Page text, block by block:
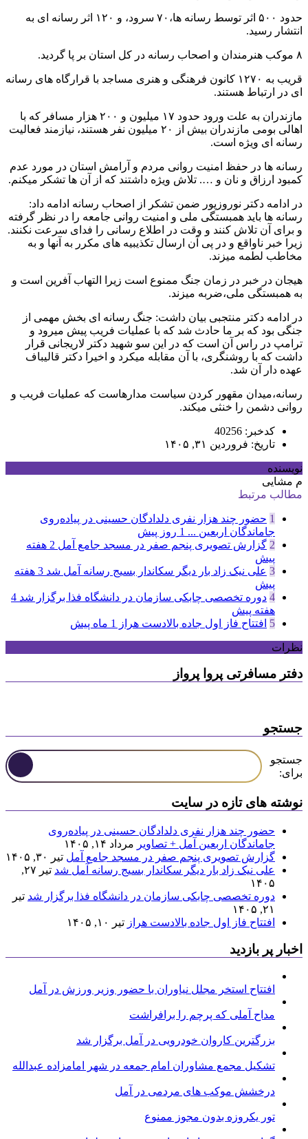
حدود ۵۰۰ اثر توسط رسانه ها،۷۰ سرود، و ۱۲۰ اثر رسانه ای به
انتشار رسید.
۸ موکب هنرمندان و اصحاب رسانه در کل استان بر پا گردید.
قریب به ۱۲۷۰ کانون فرهنگی و هنری مساجد با قرارگاه های رسانه
ای در ارتباط هستند.
مازندران به علت ورود حدود ۱۷ میلیون و ۲۰۰ هزار مسافر که با
اهالی بومی مازندران بیش از ۲۰ میلیون نفر هستند، نیازمند فعالیت
رسانه ای ویژه است.
رسانه ها در حفظ امنیت روانی مردم و آرامش استان در مورد عدم
کمبود ارزاق و نان و …. تلاش ویژه داشتند که از آن ها تشکر میکنم.
در ادامه دکتر نوروزپور ضمن تشکر از اصحاب رسانه ادامه داد:
رسانه ها باید همبستگی ملی و امنیت روانی جامعه را در نظر گرفته
و برای آن تلاش کنند و وقت در اطلاع رسانی را فدای سرعت نکنند.
زیرا خبر ناواقع و در پی آن ارسال تکذیبیه های مکرر به آنها و به
مخاطب لطمه میزند.
هیجان در خبر در زمان جنگ ممنوع است زیرا التهاب آفرین است و
به همبستگی ملی،ضربه میزند.
در ادامه دکتر منتجبی بیان داشت: جنگ رسانه ای بخش مهمی از
جنگی بود که بر ما حادث شد که با عملیات فریب پیش میرود و
ترامپ در راس آن است که در این سو شهید دکتر لاریجانی قرار
داشت که با روشنگری، با آن مقابله میکرد و اخیرا دکتر قالیباف
عهده دار آن شد.
رسانه،میدان مقهور کردن سیاست مدارهاست که عملیات فریب و
روانی دشمن را خنثی میکند.
کدخبر: 40256
تاریخ: فروردین ۳۱, ۱۴۰۵
نویسنده
م مشایی
مطالب مرتبط
1 حضور چند هزار نفری دلدادگان حسینی در پیاده‌روی
جاماندگان اربعین ... 1 روز پیش
2 گزارش تصویری پنجم صفر در مسجد جامع آمل
2 هفته
پیش
3 علی نیک زاد بار دیگر سکاندار بسیج رسانه آمل شد
3 هفته
پیش
4 دوره تخصصی چابکی سازمان در دانشگاه فذا برگزار شد 4
هفته پیش
5 افتتاح فاز اول جاده بالادست هراز 1 ماه پیش
نظرات
دفتر مسافرتی پروا پرواز
جستجو
جستجو
برای:
نوشته های تازه در سایت
حضور چند هزار نفری دلدادگان حسینی در پیاده‌روی
جاماندگان اربعین آمل + تصاویر مرداد ۱۴, ۱۴۰۵
گزارش تصویری پنجم صفر در مسجد جامع آمل تیر ۳۰, ۱۴۰۵
علی نیک زاد بار دیگر سکاندار بسیج رسانه آمل شد
تیر ۲۷,
۱۴۰۵
دوره تخصصی چابکی سازمان در دانشگاه فذا برگزار شد تیر
۲۱, ۱۴۰۵
افتتاح فاز اول جاده بالادست هراز تیر ۱۰, ۱۴۰۵
اخبار پر بازدید
افتتاح استخر مجلل نیاوران با حضور وزیر ورزش در آمل
مداح آملی که پرچم را برافراشت
بزرگترین کاروان خودرویی در آمل برگزار شد
تشکیل مجمع مشاوران امام جمعه در شهر امامزاده عبدالله
درخشش موکب های مردمی در آمل
تور یکروزه بدون مجوز ممنوع